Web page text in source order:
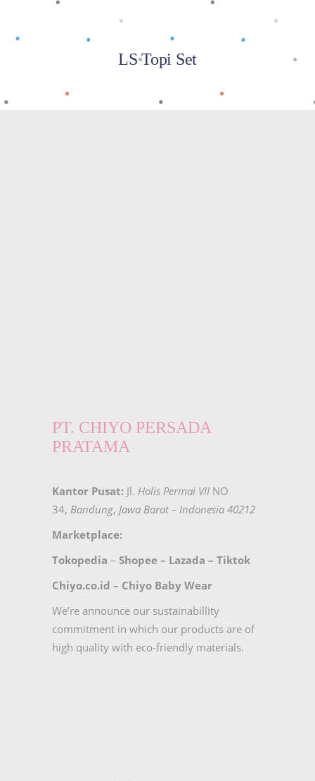
LS Topi Set
PT. CHIYO PERSADA
PRATAMA
Kantor Pusat: Jl. Holis Permai VII NO
34, Bandung, Jawa Barat – Indonesia 40212
Marketplace:
Tokopedia – Shopee – Lazada – Tiktok
Chiyo.co.id – Chiyo Baby Wear
We’re announce our sustainabillity
commitment in which our products are of
high quality with eco-friendly materials.